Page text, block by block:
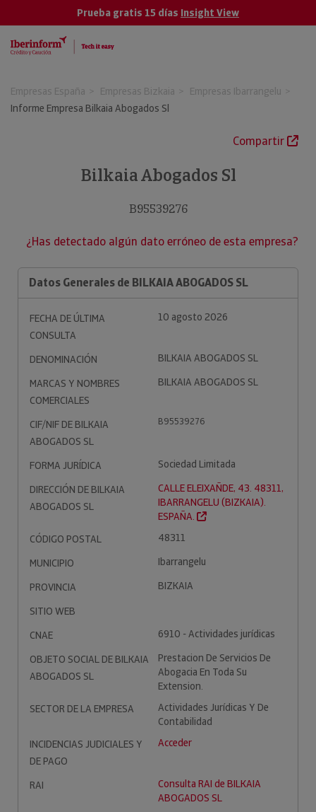
Prueba gratis 15 días Insight View
Empresas España Empresas Bizkaia
Empresas Ibarrangelu
Informe Empresa Bilkaia Abogados Sl
Compartir
Bilkaia Abogados Sl
B95539276
¿Has detectado algún dato erróneo de esta empresa?
Datos Generales de BILKAIA ABOGADOS SL
FECHA DE ÚLTIMA
CONSULTA
10 agosto 2026
DENOMINACIÓN
BILKAIA ABOGADOS SL
MARCAS Y NOMBRES
COMERCIALES
BILKAIA ABOGADOS SL
CIF/NIF DE BILKAIA
ABOGADOS SL
B95539276
FORMA JURÍDICA
Sociedad Limitada
DIRECCIÓN DE BILKAIA
ABOGADOS SL
CALLE ELEIXAÑDE, 43. 48311,
IBARRANGELU (BIZKAIA).
ESPAÑA.
CÓDIGO POSTAL
48311
MUNICIPIO
Ibarrangelu
PROVINCIA
BIZKAIA
SITIO WEB
CNAE
6910 - Actividades jurídicas
OBJETO SOCIAL DE BILKAIA
ABOGADOS SL
Prestacion De Servicios De
Abogacia En Toda Su
Extension.
SECTOR DE LA EMPRESA
Actividades Jurídicas Y De
Contabilidad
INCIDENCIAS JUDICIALES Y
DE PAGO
Acceder
RAI
Consulta RAI de BILKAIA
ABOGADOS SL